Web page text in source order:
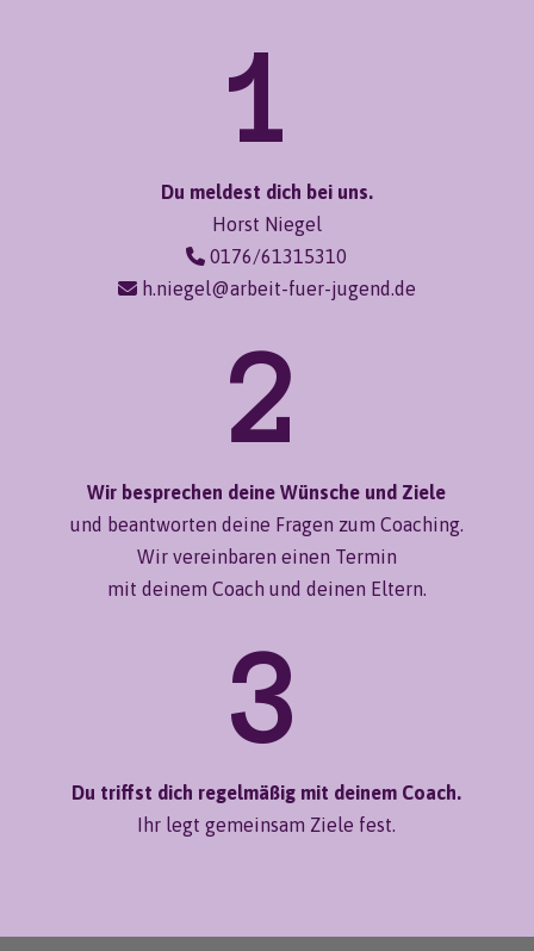
1
Du meldest dich bei uns.
Horst Niegel
0176/61315310
h.niegel@arbeit-fuer-jugend.de
2
Wir besprechen deine Wünsche und Ziele
und beantworten deine Fragen zum Coaching.
Wir vereinbaren einen Termin
mit deinem Coach und deinen Eltern.
3
Du triffst dich regelmäßig mit deinem Coach.
Ihr legt gemeinsam Ziele fest.